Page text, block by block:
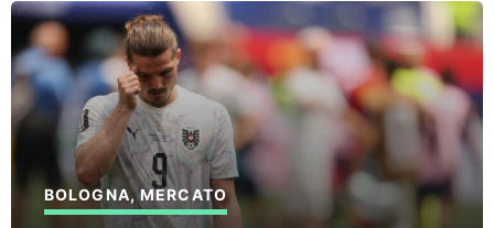
BOLOGNA,MERCATO